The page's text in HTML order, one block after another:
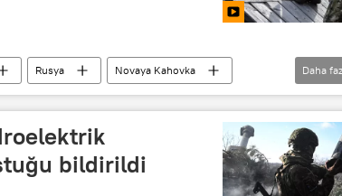
Rusya
Novaya Kahovka
Daha
bildirildi